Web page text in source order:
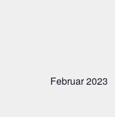
Februar 2023